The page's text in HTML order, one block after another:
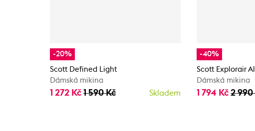
-20%
Scott Defined Light
Dámská mikina
1 272 Kč 1 590 Kč Skladem
-40%
Scott Explorair
Dámská mikina
1 794 Kč 2 990